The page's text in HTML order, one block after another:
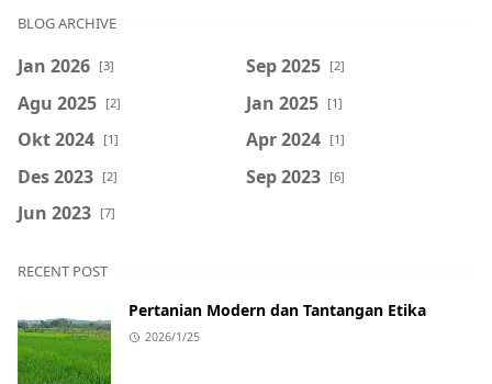
BLOG ARCHIVE
Jan 2026 [3] Sep 2025 [2]
Agu 2025 [2] Jan 2025 [1]
Okt 2024 [1] Apr 2024 [1]
Des 2023 [2] Sep 2023 [6]
Jun 2023 [7]
RECENT POST
Pertanian Modern dan Tantangan Etika
2026/1/25